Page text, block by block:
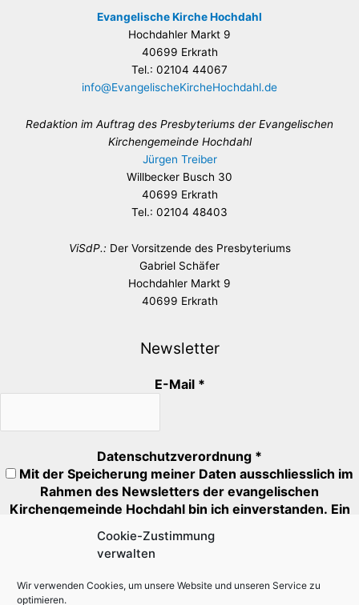
Cookie-Zustimmung
verwalten
Wir verwenden Cookies, um unsere Website und unseren Service zu
optimieren.
Evangelische Kirche Hochdahl
Hochdahler Markt 9
40699 Erkrath
Tel.: 02104 44067
info@EvangelischeKircheHochdahl.de
Redaktion im Auftrag des Presbyteriums der Evangelischen
Kirchengemeinde Hochdahl
Jürgen Treiber
Willbecker Busch 30
40699 Erkrath
Tel.: 02104 48403
ViSdP.: Der Vorsitzende des Presbyteriums
Gabriel Schäfer
Hochdahler Markt 9
40699 Erkrath
Newsletter
E-Mail *
Datenschutzverordnung *
Mit der Speicherung meiner Daten ausschliesslich im
Rahmen des Newsletters der evangelischen
Kirchengemeinde Hochdahl bin ich einverstanden. Ein
Mit * markierte Felder müssen ausgefüllt oder angehakt